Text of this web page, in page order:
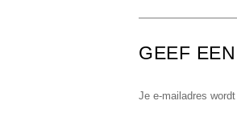
GEEF
Je e-mailadres